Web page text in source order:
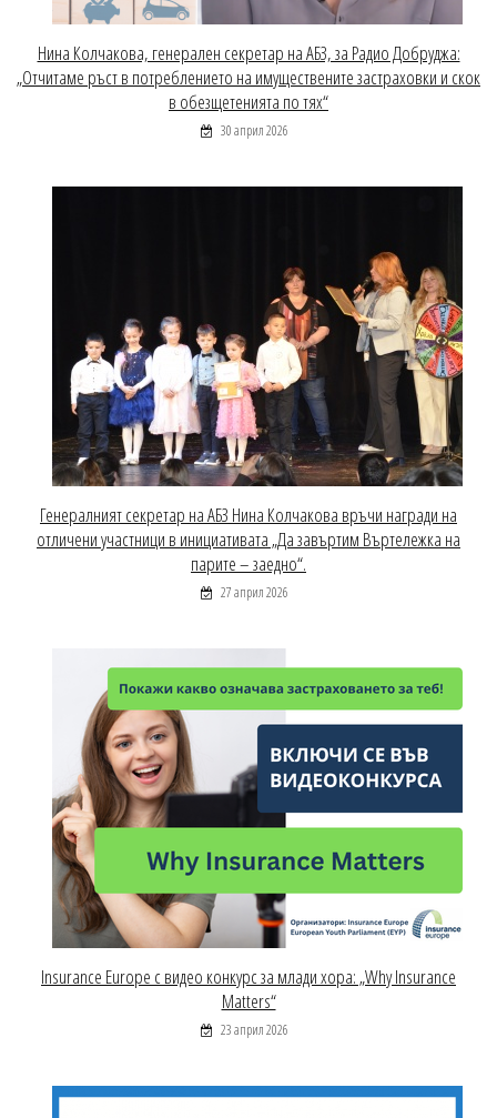
Нина Колчакова, генерален секретар на АБЗ, за Радио Добруджа:
„Отчитаме ръст в потреблението на имуществените застраховки и скок
в обезщетенията по тях“
30 април 2026
Генералният секретар на АБЗ Нина Колчакова връчи награди на
отличени участници в инициативата „Да завъртим Въртележка на
парите – заедно“.
27 април 2026
Insurance Europe с видео конкурс за млади хора: „Why Insurance
Matters“
23 април 2026